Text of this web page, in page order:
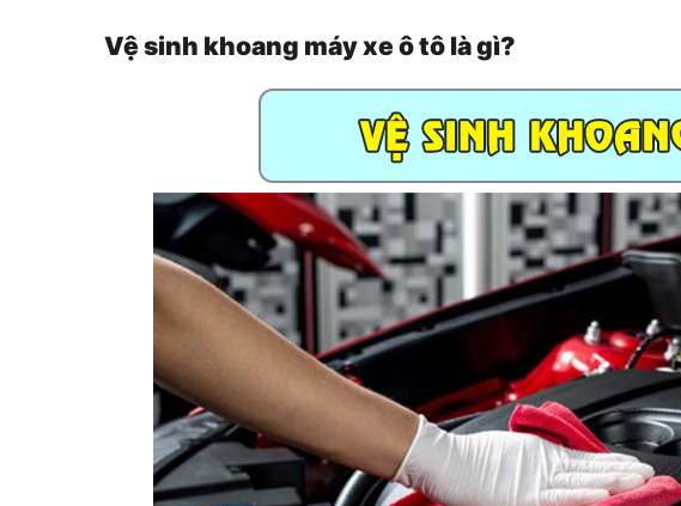
Vệ sinh khoang máy xe ô tô là gì?